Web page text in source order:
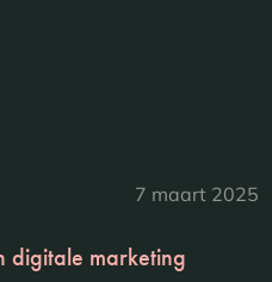
7 maart 2025
digitale marketing